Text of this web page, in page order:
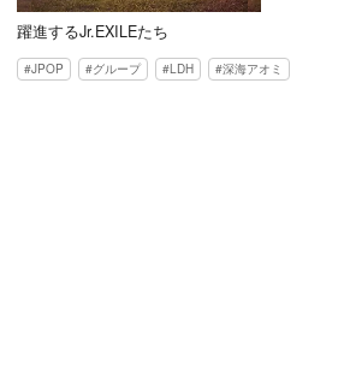
躍進するJr.EXILEたち
JPOP グループ LDH 深海アオミ